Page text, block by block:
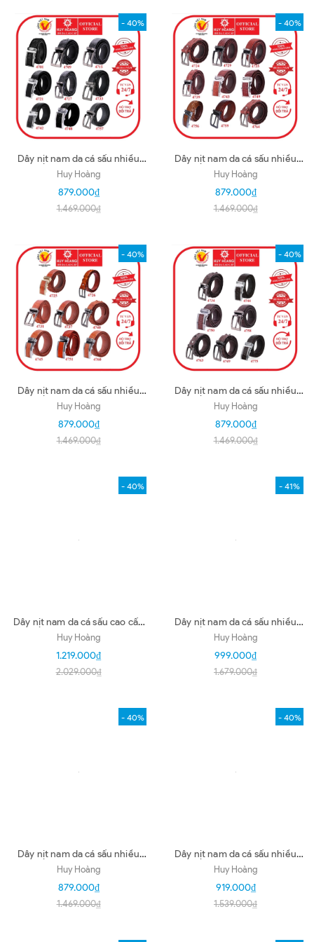
- 40%
Dây nịt nam da cá sấu nhiều
loại màu đen HD4701-09-15-
21-27-33-42-48-57
Huy Hoàng
879.000₫
1.469.000₫
- 40%
Dây nịt nam da cá sấu nhiều
loại màu nâu đỏ HD4724-29-
35-39-43-49-56-59-64
Huy Hoàng
879.000₫
1.469.000₫
- 40%
Dây nịt nam da cá sấu nhiều
loại màu vàng bò HD4725-26-
31-37-40-45-51-60
Huy Hoàng
879.000₫
1.469.000₫
- 40%
Dây nịt nam da cá sấu nhiều
loại màu nâu đất HD4734-44-
50-58-63-69-75
Huy Hoàng
879.000₫
1.469.000₫
- 40%
Dây nịt nam da cá sấu cao cấp
nhiều loại màu vàng bò
HD4761-71-77-4806-32-49
Huy Hoàng
1.219.000₫
2.029.000₫
- 41%
Dây nịt nam da cá sấu nhiều
loại màu đen HD4762-68-74-
4811-15-19-23-35-42
Huy Hoàng
999.000₫
1.679.000₫
- 40%
Dây nịt nam da cá sấu nhiều
loại màu nâu đỏ HD4770-76-
4834-37-38-45-67-71-75-79
Huy Hoàng
879.000₫
1.469.000₫
- 40%
Dây nịt nam da cá sấu nhiều
loại màu xanh HD4781-82-86-
94-97-4801-02-04-10-27
Huy Hoàng
919.000₫
1.539.000₫